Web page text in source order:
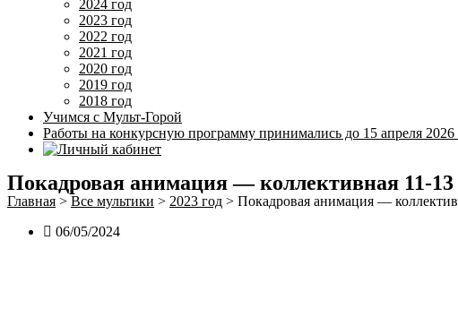
2024 год
2023 год
2022 год
2021 год
2020 год
2019 год
2018 год
Учимся с Мульт-Горой
Работы на конкурсную программу принимались до 15 апреля
Покадровая анимация — коллективная 11-13
Главная > Все мультики > 2023 год > Покадровая анимация —
06/05/2024